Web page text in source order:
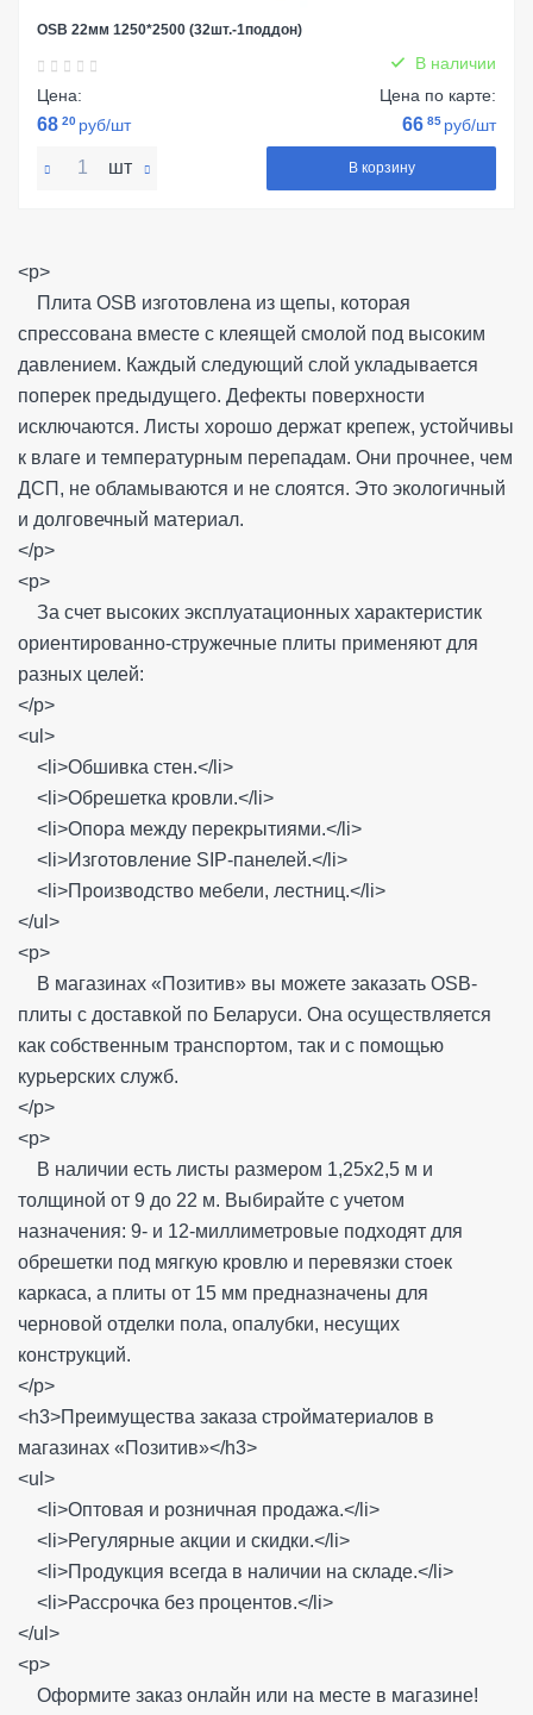
OSB 22мм 1250*2500 (32шт.-1поддон)
В наличии
Цена:
68 20 руб/шт
Цена по карте:
66 85 руб/шт
шт В корзину
<p>
Плита OSB изготовлена из щепы, которая
спрессована вместе с клеящей смолой под высоким
давлением. Каждый следующий слой укладывается
поперек предыдущего. Дефекты поверхности
исключаются. Листы хорошо держат крепеж, устойчивы
к влаге и температурным перепадам. Они прочнее, чем
ДСП, не обламываются и не слоятся. Это экологичный
и долговечный материал.
</p>
<p>
За счет высоких эксплуатационных характеристик
ориентированно-стружечные плиты применяют для
разных целей:
</p>
<ul>
<li>Обшивка стен.</li>
<li>Обрешетка кровли.</li>
<li>Опора между перекрытиями.</li>
<li>Изготовление SIP-панелей.</li>
<li>Производство мебели, лестниц.</li>
</ul>
<p>
В магазинах «Позитив» вы можете заказать OSB-
плиты с доставкой по Беларуси. Она осуществляется
как собственным транспортом, так и с помощью
курьерских служб.
</p>
<p>
В наличии есть листы размером 1,25х2,5 м и
толщиной от 9 до 22 м. Выбирайте с учетом
назначения: 9- и 12-миллиметровые подходят для
обрешетки под мягкую кровлю и перевязки стоек
каркаса, а плиты от 15 мм предназначены для
черновой отделки пола, опалубки, несущих
конструкций.
</p>
<h3>Преимущества заказа стройматериалов в
магазинах «Позитив»</h3>
<ul>
<li>Оптовая и розничная продажа.</li>
<li>Регулярные акции и скидки.</li>
<li>Продукция всегда в наличии на складе.</li>
<li>Рассрочка без процентов.</li>
</ul>
<p>
Оформите заказ онлайн или на месте в магазине!